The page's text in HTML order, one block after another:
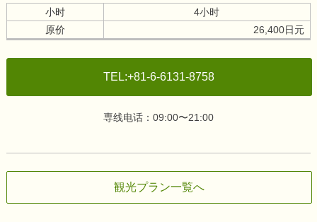
小时
4小时
原价
26,400日元
TEL:+81-6-6131-8758
専线电话：09:00〜21:00
観光プラン一覧へ